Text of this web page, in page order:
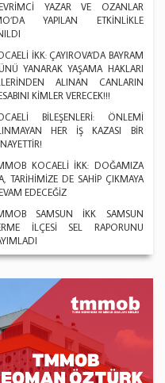
YAZAR VE OZANLAR
YAPILAN ETKİNLİKLE
İKK: ÇAYIROVA’DA BAYRAM
YANARAK YAŞAMA HAKLARI
ALINAN CANLARIN
KİMLER VERECEK!!!
BİLEŞENLERİ: ÖNLEMİ
HER İŞ KAZASI BİR
KOCAELİ İKK: DOĞAMIZA
TARİHİMİZE DE SAHİP ÇIKMAYA
EDECEĞİZ
SAMSUN İKK SAMSUN
İLÇESİ SEL RAPORUNU